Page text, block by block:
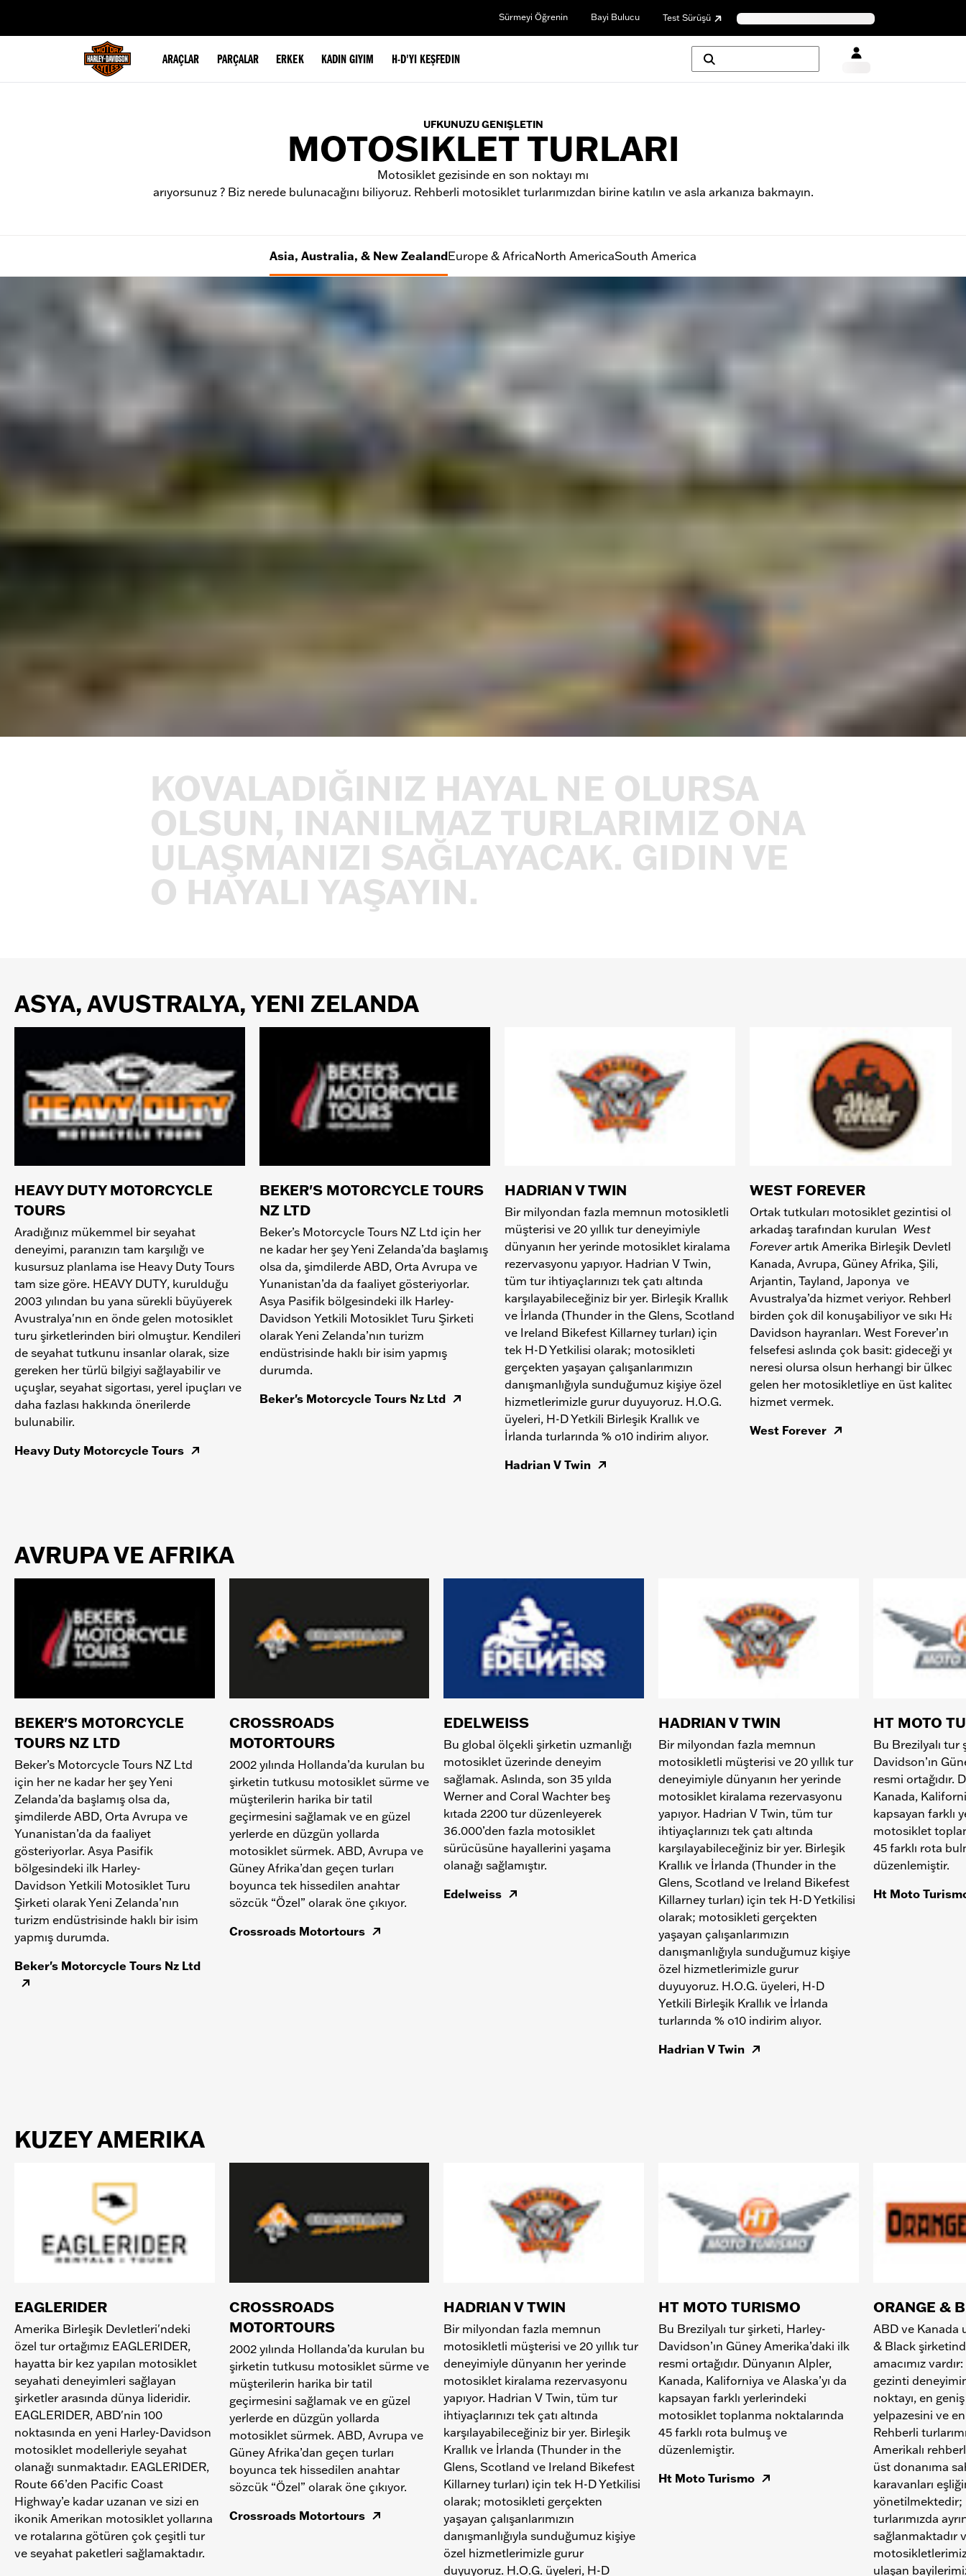
Sürmeyi Öğrenin Bayi Bulucu Test Sürüşü
ARAÇLAR PARÇALAR ERKEK KADIN GIYIM H-D'YI KEŞFEDIN
UFKUNUZU GENIŞLETIN
MOTOSIKLET TURLARI
Motosiklet gezisinde en son noktayı mı
arıyorsunuz ? Biz nerede bulunacağını biliyoruz. Rehberli motosiklet turlarımızdan birine katılın ve asla arkanıza bakmayın.
Asia, Australia, & New ZealandEurope & AfricaNorth AmericaSouth America
KOVALADIĞINIZ HAYAL NE OLURSA
OLSUN, INANILMAZ TURLARIMIZ ONA
ULAŞMANIZI SAĞLAYACAK. GIDIN VE
O HAYALI YAŞAYIN.
ASYA, AVUSTRALYA, YENI ZELANDA
HEAVY DUTY MOTORCYCLE
TOURS
Aradığınız mükemmel bir seyahat
deneyimi, paranızın tam karşılığı ve
kusursuz planlama ise Heavy Duty Tours
tam size göre. HEAVY DUTY, kurulduğu
2003 yılından bu yana sürekli büyüyerek
Avustralya'nın en önde gelen motosiklet
turu şirketlerinden biri olmuştur. Kendileri
de seyahat tutkunu insanlar olarak, size
gereken her türlü bilgiyi sağlayabilir ve
uçuşlar, seyahat sigortası, yerel ipuçları ve
daha fazlası hakkında önerilerde
bulunabilir.
Heavy Duty Motorcycle Tours
BEKER'S MOTORCYCLE TOURS
NZ LTD
Beker’s Motorcycle Tours NZ Ltd için her
ne kadar her şey Yeni Zelanda’da başlamış
olsa da, şimdilerde ABD, Orta Avrupa ve
Yunanistan’da da faaliyet gösteriyorlar.
Asya Pasifik bölgesindeki ilk Harley-
Davidson Yetkili Motosiklet Turu Şirketi
olarak Yeni Zelanda’nın turizm
endüstrisinde haklı bir isim yapmış
durumda.
Beker's Motorcycle Tours Nz Ltd
HADRIAN V TWIN
Bir milyondan fazla memnun motosikletli
müşterisi ve 20 yıllık tur deneyimiyle
dünyanın her yerinde motosiklet kiralama
rezervasyonu yapıyor. Hadrian V Twin,
tüm tur ihtiyaçlarınızı tek çatı altında
karşılayabileceğiniz bir yer. Birleşik Krallık
ve İrlanda (Thunder in the Glens, Scotland
ve Ireland Bikefest Killarney turları) için
tek H-D Yetkilisi olarak; motosikleti
gerçekten yaşayan çalışanlarımızın
danışmanlığıyla sunduğumuz kişiye özel
hizmetlerimizle gurur duyuyoruz. H.O.G.
üyeleri, H-D Yetkili Birleşik Krallık ve
İrlanda turlarında % o10 indirim alıyor.
Hadrian V Twin
WEST FOREVER
Ortak tutkuları motosiklet gezintisi
arkadaş tarafından kurulan West
Foreverartık Amerika Birleşik
Kanada, Avrupa, Güney Afrika, Şili,
Arjantin, Tayland, Japonya ve
Avustralya’da hizmet veriyor.
birden çok dil konuşabiliyor ve sıkı
Davidson hayranları. West Forever’ın
felsefesi aslında çok basit: gideceği yer
neresi olursa olsun herhangi bir
gelen her motosikletliye en üst kalitede
hizmet vermek.
West Forever
AVRUPA VE AFRIKA
BEKER'S MOTORCYCLE
TOURS NZ LTD
Beker’s Motorcycle Tours NZ Ltd
için her ne kadar her şey Yeni
Zelanda’da başlamış olsa da,
şimdilerde ABD, Orta Avrupa ve
Yunanistan’da da faaliyet
gösteriyorlar. Asya Pasifik
bölgesindeki ilk Harley-
Davidson Yetkili Motosiklet Turu
Şirketi olarak Yeni Zelanda’nın
turizm endüstrisinde haklı bir isim
yapmış durumda.
Beker's Motorcycle Tours Nz Ltd
CROSSROADS
MOTORTOURS
2002 yılında Hollanda’da kurulan bu
şirketin tutkusu motosiklet sürme ve
müşterilerin harika bir tatil
geçirmesini sağlamak ve en güzel
yerlerde en düzgün yollarda
motosiklet sürmek. ABD, Avrupa ve
Güney Afrika’dan geçen turları
boyunca tek hissedilen anahtar
sözcük “Özel” olarak öne çıkıyor.
Crossroads Motortours
EDELWEISS
Bu global ölçekli şirketin uzmanlığı
motosiklet üzerinde deneyim
sağlamak. Aslında, son 35 yılda
Werner and Coral Wachter beş
kıtada 2200 tur düzenleyerek
36.000’den fazla motosiklet
sürücüsüne hayallerini yaşama
olanağı sağlamıştır.
Edelweiss
HADRIAN V TWIN
Bir milyondan fazla memnun
motosikletli müşterisi ve 20 yıllık tur
deneyimiyle dünyanın her yerinde
motosiklet kiralama rezervasyonu
yapıyor. Hadrian V Twin, tüm tur
ihtiyaçlarınızı tek çatı altında
karşılayabileceğiniz bir yer. Birleşik
Krallık ve İrlanda (Thunder in the
Glens, Scotland ve Ireland Bikefest
Killarney turları) için tek H-D Yetkilisi
olarak; motosikleti gerçekten
yaşayan çalışanlarımızın
danışmanlığıyla sunduğumuz kişiye
özel hizmetlerimizle gurur
duyuyoruz. H.O.G. üyeleri, H-D
Yetkili Birleşik Krallık ve İrlanda
turlarında % o10 indirim alıyor.
Hadrian V Twin
HT MOTO
Bu Brezilyalı tur
Davidson’ın
resmi ortağıdır.
Kanada,
kapsayan farklı
motosiklet
45 farklı rota
düzenlemiştir.
Ht Moto
KUZEY AMERIKA
EAGLERIDER
Amerika Birleşik Devletleri'ndeki
özel tur ortağımız EAGLERIDER,
hayatta bir kez yapılan motosiklet
seyahati deneyimleri sağlayan
şirketler arasında dünya lideridir.
EAGLERIDER, ABD'nin 100
noktasında en yeni Harley-Davidson
motosiklet modelleriyle seyahat
olanağı sunmaktadır. EAGLERIDER,
Route 66’den Pacific Coast
Highway’e kadar uzanan ve sizi en
ikonik Amerikan motosiklet yollarına
ve rotalarına götüren çok çeşitli tur
ve seyahat paketleri sağlamaktadır.
CROSSROADS
MOTORTOURS
2002 yılında Hollanda’da kurulan bu
şirketin tutkusu motosiklet sürme ve
müşterilerin harika bir tatil
geçirmesini sağlamak ve en güzel
yerlerde en düzgün yollarda
motosiklet sürmek. ABD, Avrupa ve
Güney Afrika’dan geçen turları
boyunca tek hissedilen anahtar
sözcük “Özel” olarak öne çıkıyor.
Crossroads Motortours
HADRIAN V TWIN
Bir milyondan fazla memnun
motosikletli müşterisi ve 20 yıllık tur
deneyimiyle dünyanın her yerinde
motosiklet kiralama rezervasyonu
yapıyor. Hadrian V Twin, tüm tur
ihtiyaçlarınızı tek çatı altında
karşılayabileceğiniz bir yer. Birleşik
Krallık ve İrlanda (Thunder in the
Glens, Scotland ve Ireland Bikefest
Killarney turları) için tek H-D Yetkilisi
olarak; motosikleti gerçekten
yaşayan çalışanlarımızın
danışmanlığıyla sunduğumuz kişiye
özel hizmetlerimizle gurur
duyuyoruz. H.O.G. üyeleri, H-D
HT MOTO TURISMO
Bu Brezilyalı tur şirketi, Harley-
Davidson’ın Güney Amerika’daki ilk
resmi ortağıdır. Dünyanın Alpler,
Kanada, Kaliforniya ve Alaska’yı da
kapsayan farklı yerlerindeki
motosiklet toplanma noktalarında
45 farklı rota bulmuş ve
düzenlemiştir.
Ht Moto Turismo
ORANGE &
ABD ve Kanada
& Black
amacımız
gezinti
noktayı, en
yelpazesini ve
Rehberli
Amerikalı
üst donanıma
karavanları
yönetilmektedir;
turlarımızda
sağlanmaktadır
motosikletlerimiz
ulaşan